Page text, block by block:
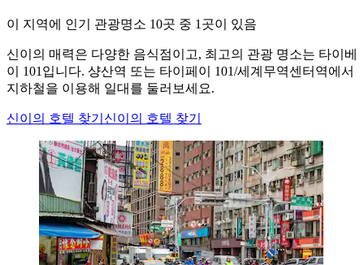
이 지역에 인기 관광명소 10곳 중 1곳이 있음
신이의 매력은 다양한 음식점이고, 최고의 관광 명소는 타이베
이 101입니다. 샹산역 또는 타이페이 101/세계무역센터역에서
지하철을 이용해 일대를 둘러보세요.
신이의 호텔 찾기 신이의 호텔 찾기